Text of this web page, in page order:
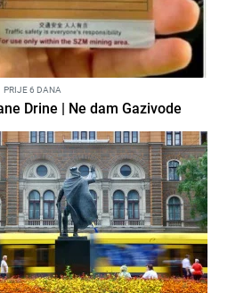
PRIJE 6 DANA
Drine | Ne dam Gazivode